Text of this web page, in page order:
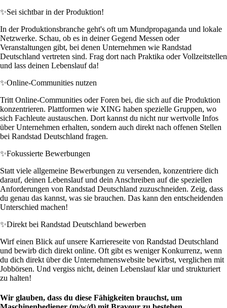
✨Sei sichtbar in der Produktion!
In der Produktionsbranche geht's oft um Mundpropaganda und lokale
Netzwerke. Schau, ob es in deiner Gegend Messen oder
Veranstaltungen gibt, bei denen Unternehmen wie Randstad
Deutschland vertreten sind. Frag dort nach Praktika oder Vollzeitstellen
und lass deinen Lebenslauf da!
✨Online-Communities nutzen
Tritt Online-Communities oder Foren bei, die sich auf die Produktion
konzentrieren. Plattformen wie XING haben spezielle Gruppen, wo
sich Fachleute austauschen. Dort kannst du nicht nur wertvolle Infos
über Unternehmen erhalten, sondern auch direkt nach offenen Stellen
bei Randstad Deutschland fragen.
✨Fokussierte Bewerbungen
Statt viele allgemeine Bewerbungen zu versenden, konzentriere dich
darauf, deinen Lebenslauf und dein Anschreiben auf die speziellen
Anforderungen von Randstad Deutschland zuzuschneiden. Zeig, dass
du genau das kannst, was sie brauchen. Das kann den entscheidenden
Unterschied machen!
✨Direkt bei Randstad Deutschland bewerben
Wirf einen Blick auf unsere Karriereseite von Randstad Deutschland
und bewirb dich direkt online. Oft gibt es weniger Konkurrenz, wenn
du dich direkt über die Unternehmenswebsite bewirbst, verglichen mit
Jobbörsen. Und vergiss nicht, deinen Lebenslauf klar und strukturiert
zu halten!
Wir glauben, dass du diese Fähigkeiten brauchst, um